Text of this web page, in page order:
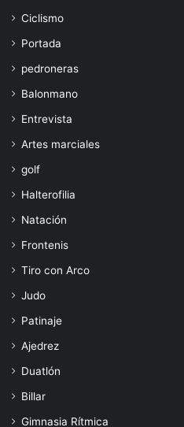
Ciclismo
Portada
pedroneras
Balonmano
Entrevista
Artes marciales
golf
Halterofilia
Natación
Frontenis
Tiro con Arco
Judo
Patinaje
Ajedrez
Duatlón
Billar
Gimnasia Rítmica